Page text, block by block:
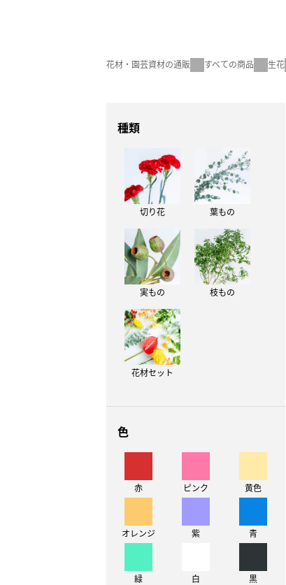
花材・園芸資材の通販 すべての商品 生花
種類
切り花 葉もの
実もの 枝もの
花材セット
色
赤 ピンク 黄色
オレンジ 紫 青
緑 白 黒